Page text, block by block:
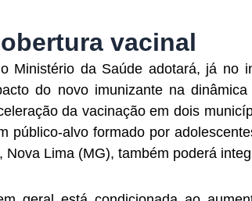
vacinal
Ministério da Saúde adotará, já no
do novo imunizante na
da vacinação em dois
público-alvo formado por
Lima (MG), também poderá